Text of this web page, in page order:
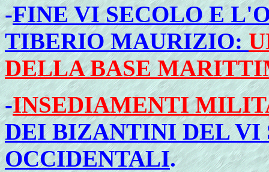
-FINE VI SECOLO E
TIBERIO MAURIZIO:
DELLA BASE
-INSEDIAMENTI
DEI BIZANTINI DEL VI
OCCIDENTALI.